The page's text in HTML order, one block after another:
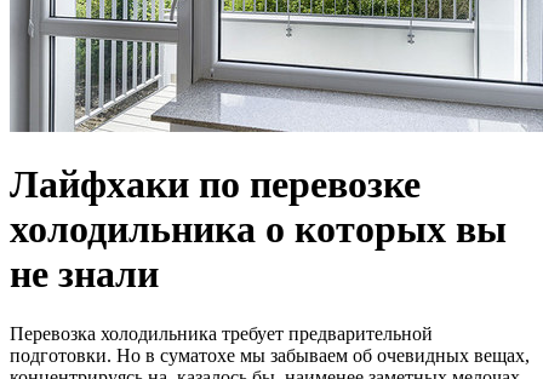
Лайфхаки по перевозке
холодильника о которых вы
не знали
Перевозка холодильника требует предварительной
подготовки. Но в суматохе мы забываем об очевидных вещах,